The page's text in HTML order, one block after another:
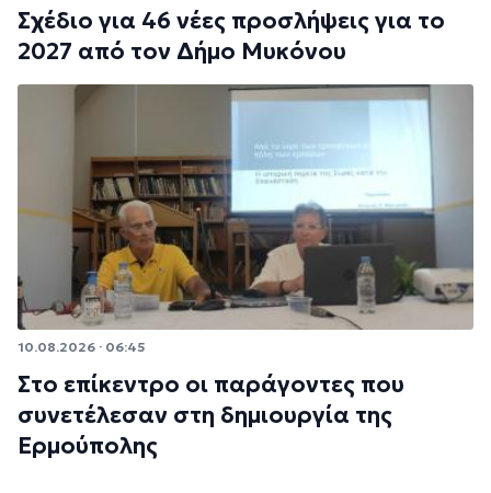
Σχέδιο για 46 νέες προσλήψεις για το
2027 από τον Δήμο Μυκόνου
10.08.2026 · 06:45
Στο επίκεντρο οι παράγοντες που
συνετέλεσαν στη δημιουργία της
Ερμούπολης